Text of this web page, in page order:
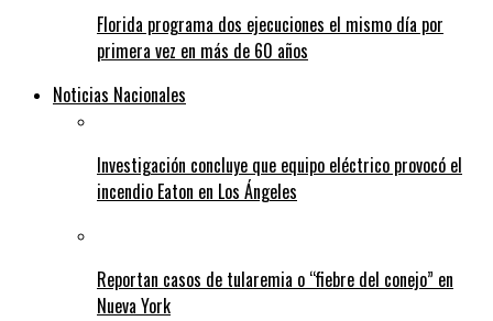
Florida programa dos ejecuciones el mismo día por
primera vez en más de 60 años
Noticias Nacionales
Investigación concluye que equipo eléctrico provocó el
incendio Eaton en Los Ángeles
Reportan casos de tularemia o “fiebre del conejo” en
Nueva York